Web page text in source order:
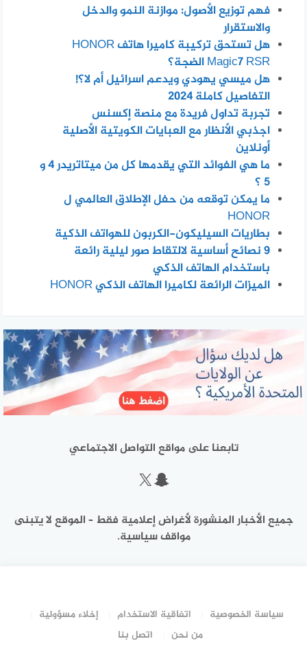
فهم توزيع الأصول: موازنة النمو والدخل
والاستقرار
هل تستحق تركيبة كاميرا هاتف HONOR
Magic7 RSR الضجة؟
هل ميسي يهودي ويدعم اسرائيل أم لا؟!
التفاصيل كاملة 2024
تجربة تداول فريدة مع منصة إكسنس
اجذبي الأنظار مع العبايات الكويتية الأصلية
أونلاين
ما هي الفوائد التي يقدمها كل من ميتاتريدر 4 و
5 ؟
ما يمكن توقعه من حفل الإطلاق العالمي ل
HONOR
بطاريات السيليكون-الكربون للهواتف الذكية
٩ نصائح أساسية لالتقاط صور ليلية رائعة
باستخدام الهاتف الذكي
الميزات الرائعة لكاميرا الهاتف الذكي HONOR
تابعنا على مواقع التواصل الاجتماعي
سناب شات
إكس
جميع الأخبار المنشورة لأغراض إعلامية فقط – الموقع لا يتبنى
مواقف سياسية.
سياسة الخصوصية اتفاقية الاستخدام
إخلاء مسؤولية
من نحن
اتصل بنا